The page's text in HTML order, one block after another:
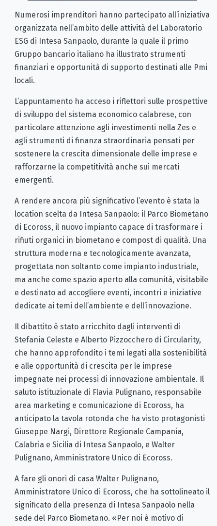
Numerosi imprenditori hanno partecipato all’iniziativa
organizzata nell’ambito delle attività del Laboratorio
ESG di Intesa Sanpaolo, durante la quale il primo
Gruppo bancario italiano ha illustrato strumenti
finanziari e opportunità di supporto destinati alle Pmi
locali.
L’appuntamento ha acceso i riflettori sulle prospettive
di sviluppo del sistema economico calabrese, con
particolare attenzione agli investimenti nella Zes e
agli strumenti di finanza straordinaria pensati per
sostenere la crescita dimensionale delle imprese e
rafforzarne la competitività anche sui mercati
emergenti.
A rendere ancora più significativo l’evento è stata la
location scelta da Intesa Sanpaolo: il Parco Biometano
di Ecoross, il nuovo impianto capace di trasformare i
rifiuti organici in biometano e compost di qualità. Una
struttura moderna e tecnologicamente avanzata,
progettata non soltanto come impianto industriale,
ma anche come spazio aperto alla comunità, visitabile
e destinato ad accogliere eventi, incontri e iniziative
dedicate ai temi dell’ambiente e dell’innovazione.
Il dibattito è stato arricchito dagli interventi di
Stefania Celeste e Alberto Pizzocchero di Circularity,
che hanno approfondito i temi legati alla sostenibilità
e alle opportunità di crescita per le imprese
impegnate nei processi di innovazione ambientale. Il
saluto istituzionale di Flavia Pulignano, responsabile
area marketing e comunicazione di Ecoross, ha
anticipato la tavola rotonda che ha visto protagonisti
Giuseppe Nargi, Direttore Regionale Campania,
Calabria e Sicilia di Intesa Sanpaolo, e Walter
Pulignano, Amministratore Unico di Ecoross.
A fare gli onori di casa Walter Pulignano,
Amministratore Unico di Ecoross, che ha sottolineato il
significato della presenza di Intesa Sanpaolo nella
sede del Parco Biometano. «Per noi è motivo di